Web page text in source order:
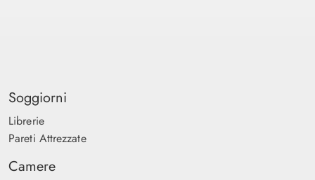
Soggiorni
Librerie
Pareti Attrezzate
Camere